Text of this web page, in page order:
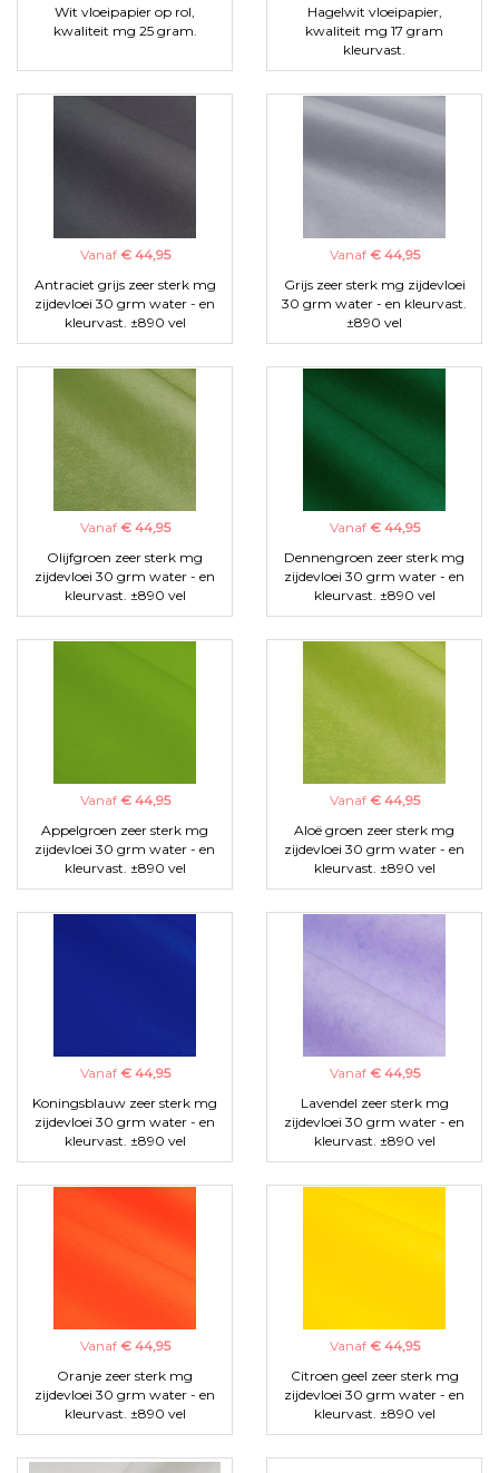
Wit vloeipapier op rol,
kwaliteit mg 25 gram.
Hagelwit vloeipapier,
kwaliteit mg 17 gram
kleurvast.
Vanaf € 44,95
Antraciet grijs zeer sterk mg
zijdevloei 30 grm water - en
kleurvast. ±890 vel
Vanaf € 44,95
Grijs zeer sterk mg zijdevloei
30 grm water - en kleurvast.
±890 vel
Vanaf € 44,95
Olijfgroen zeer sterk mg
zijdevloei 30 grm water - en
kleurvast. ±890 vel
Vanaf € 44,95
Dennengroen zeer sterk mg
zijdevloei 30 grm water - en
kleurvast. ±890 vel
Vanaf € 44,95
Appelgroen zeer sterk mg
zijdevloei 30 grm water - en
kleurvast. ±890 vel
Vanaf € 44,95
Aloë groen zeer sterk mg
zijdevloei 30 grm water - en
kleurvast. ±890 vel
Vanaf € 44,95
Koningsblauw zeer sterk mg
zijdevloei 30 grm water - en
kleurvast. ±890 vel
Vanaf € 44,95
Lavendel zeer sterk mg
zijdevloei 30 grm water - en
kleurvast. ±890 vel
Vanaf € 44,95
Oranje zeer sterk mg
zijdevloei 30 grm water - en
kleurvast. ±890 vel
Vanaf € 44,95
Citroen geel zeer sterk mg
zijdevloei 30 grm water - en
kleurvast. ±890 vel